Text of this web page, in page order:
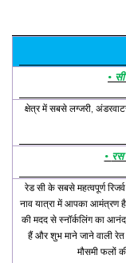
·
क्षेत्र में सबसे लग्जरी,
· रस
रेड सी के सबसे महत्वपूर्ण
नाव यात्रा में आपका आमंत्रण
की मदद से स्नॉर्कलिंग का
हैं और शुभ माने जाने वाली
मौसमी फलों